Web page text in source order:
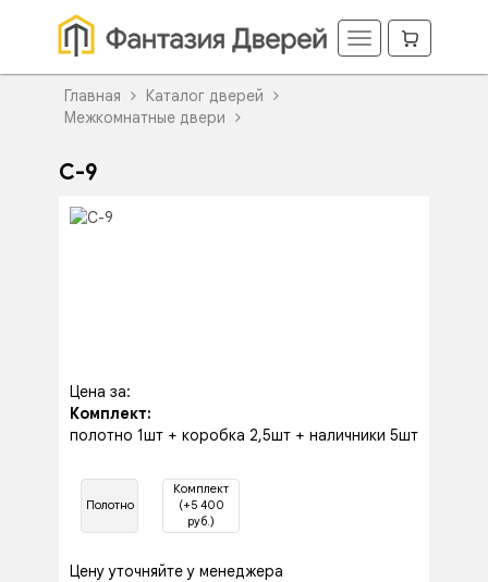
Главная
Каталог дверей
Межкомнатные двери
С-9
Цена за:
Комплект:
полотно 1шт + коробка 2,5шт + наличники 5шт
Полотно
Комплект
(+5 400
руб.)
Цену уточняйте у менеджера